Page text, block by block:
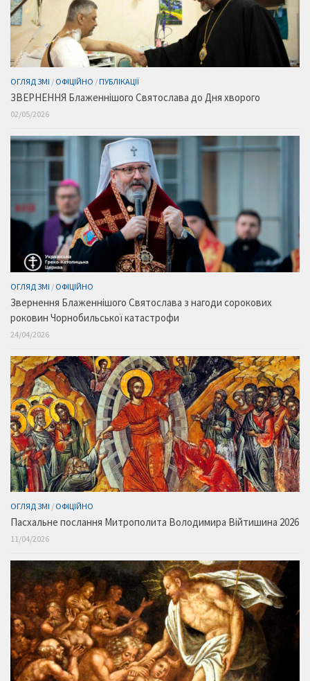
ОГЛЯД ЗМІ / ОФІЦІЙНО /ПУБЛІКАЦІЇ
ЗВЕРНЕННЯ Блаженнішого Святослава до Дня хворого
02/05/2026
ОГЛЯД ЗМІ / ОФІЦІЙНО
Звернення Блаженнішого Святослава з нагоди сорокових
роковин Чорнобильської катастрофи
24/04/2026
ОГЛЯД ЗМІ / ОФІЦІЙНО
Пасхальне послання Митрополита Володимира Війтишина 2026
11/04/2026